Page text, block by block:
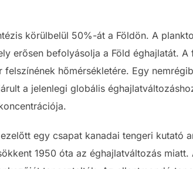
körülbelül 50%-át a Földön. A
erősen befolyásolja a Föld éghajlatát.
hőmérsékletére. Egy
a jelenlegi globális
egy csapat kanadai tengeri kutató
1950 óta az éghajlatváltozás